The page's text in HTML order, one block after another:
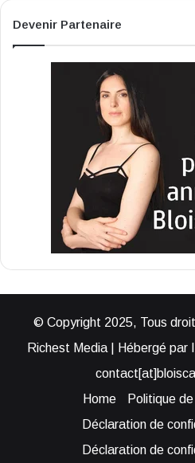
Devenir Partenaire
© Copyright 2025, Tous
Richest Media | Hébergé par
Home
Politique
Déclaration de
Déclaration de